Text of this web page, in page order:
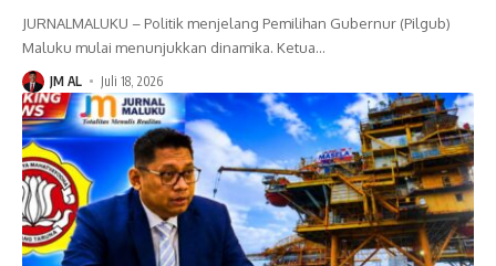
JURNALMALUKU – Politik menjelang Pemilihan Gubernur (Pilgub)
Maluku mulai menunjukkan dinamika. Ketua…
JM AL Juli 18, 2026